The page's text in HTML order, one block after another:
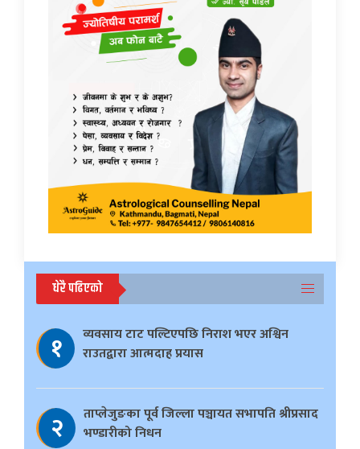
धेरै पढिएको
१
व्यवसाय टाट पल्टिएपछि निराश भएर अश्विन
राउतद्वारा आत्मदाह प्रयास
२
ताप्लेजुङका पूर्व जिल्ला पञ्चायत सभापति श्रीप्रसाद
भण्डारीको निधन